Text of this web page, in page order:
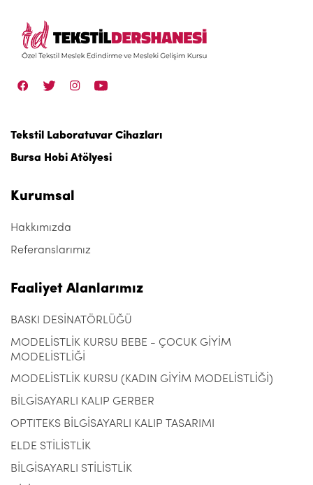
Tekstil Laboratuvar Cihazları
Bursa Hobi Atölyesi
Kurumsal
Hakkımızda
Referanslarımız
Faaliyet Alanlarımız
BASKI DESİNATÖRLÜĞÜ
MODELİSTLİK KURSU BEBE - ÇOCUK GİYİM
MODELİSTLİĞİ
MODELİSTLİK KURSU (KADIN GİYİM MODELİSTLİĞİ)
BİLGİSAYARLI KALIP GERBER
OPTITEKS BİLGİSAYARLI KALIP TASARIMI
ELDE STİLİSTLİK
BİLGİSAYARLI STİLİSTLİK